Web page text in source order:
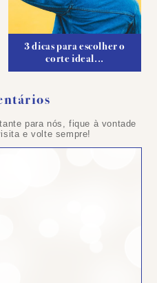
3 dicas para escolher o
corte ideal...
para nós, fique à vontade
e volte sempre!